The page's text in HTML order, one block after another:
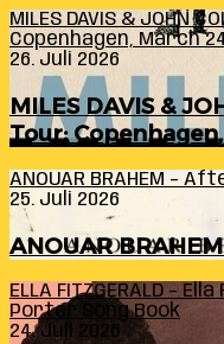
MILES DAVIS & JOHN
Copenhagen, March
26. Juli 2026
MILES DAVIS &
Tour: Copenhagen,
ANOUAR BRAHEM –
25. Juli 2026
ANOUAR
ELLA FITZGERALD –
Porter Song Book
24. Juli 2026